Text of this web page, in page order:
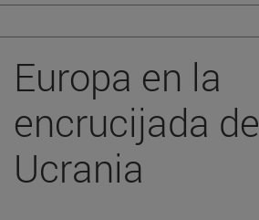
Europa en la
encrucijada de
Ucrania